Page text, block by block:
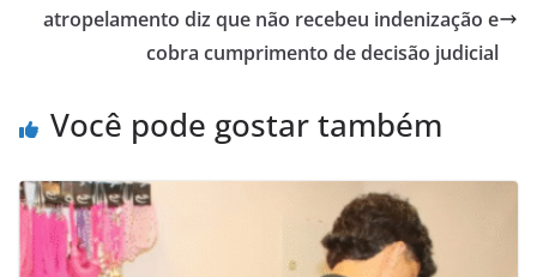
atropelamento diz que não recebeu indenização e
cobra cumprimento de decisão judicial
Você pode gostar também